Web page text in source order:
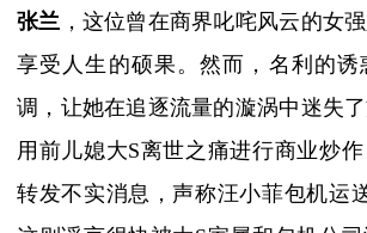
张兰 ，这位曾在商界叱咤风云的女
享受人生的硕果。然而，名利的诱
调，让她在追逐流量的漩涡中迷失
用前儿媳大S离世之痛进行商业炒
转发不实消息，声称汪小菲包机运